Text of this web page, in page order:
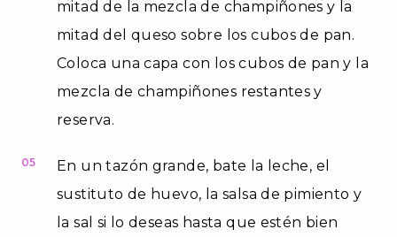
mitad de la mezcla de champiñones y la
mitad del queso sobre los cubos de pan.
Coloca una capa con los cubos de pan y la
mezcla de champiñones restantes y
reserva.
05
En un tazón grande, bate la leche, el
sustituto de huevo, la salsa de pimiento y
la sal si lo deseas hasta que estén bien